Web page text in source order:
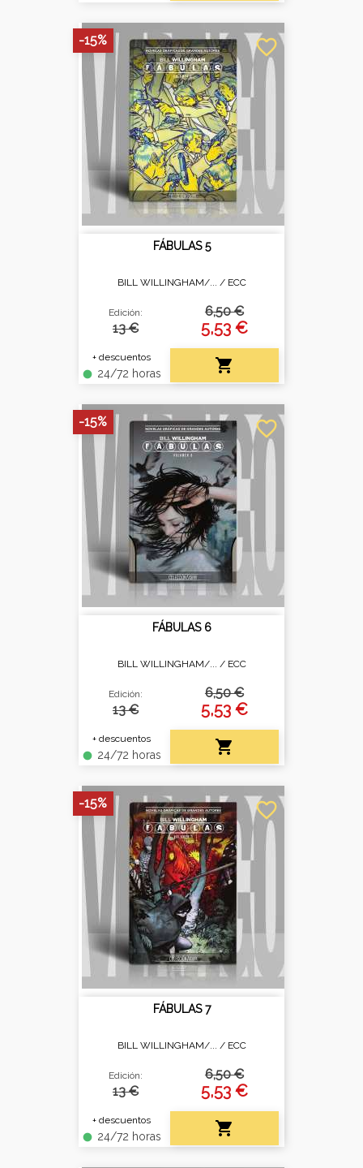
FÁBULAS 5
BILL WILLINGHAM/... / ECC
Edición:
13 €
+ descuentos
fiber_manual_record 24/72 horas
6,50 €
5,53 €

favorite_border
-15%
FÁBULAS 6
BILL WILLINGHAM/... / ECC
Edición:
13 €
+ descuentos
fiber_manual_record 24/72 horas
6,50 €
5,53 €

favorite_border
-15%
FÁBULAS 7
BILL WILLINGHAM/... / ECC
Edición:
13 €
+ descuentos
fiber_manual_record 24/72 horas
6,50 €
5,53 €

favorite_border
-15%